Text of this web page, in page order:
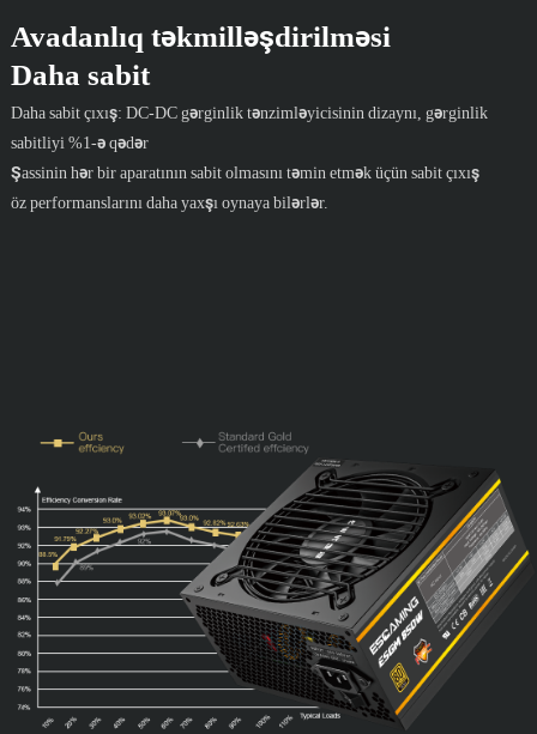
Avadanlıq təkmilləşdirilməsi
Daha sabit
Daha sabit çıxış: DC-DC gərginlik tənzimləyicisinin dizaynı, gərginlik
sabitliyi %1-ə qədər
Şassinin hər bir aparatının sabit olmasını təmin etmək üçün sabit çıxış
öz performanslarını daha yaxşı oynaya bilərlər.